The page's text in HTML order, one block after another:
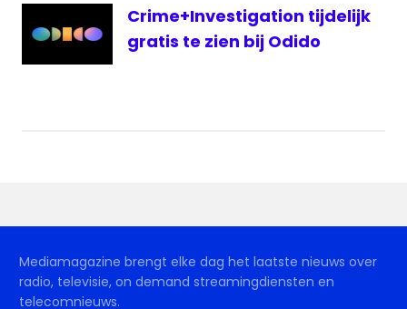
Crime+Investigation tijdelijk
gratis te zien bij Odido
Mediamagazine brengt elke dag het laatste nieuws over
radio, televisie, on demand streamingdiensten en
telecomnieuws.